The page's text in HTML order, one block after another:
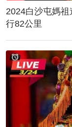
2024白沙屯媽祖進
行82公里